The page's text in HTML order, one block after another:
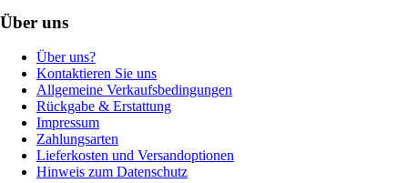
Über uns
Über uns?
Kontaktieren Sie uns
Allgemeine Verkaufsbedingungen
Rückgabe & Erstattung
Impressum
Zahlungsarten
Lieferkosten und Versandoptionen
Hinweis zum Datenschutz